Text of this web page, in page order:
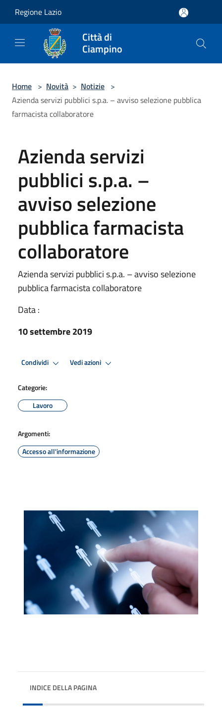
Regione Lazio
Città di
Ciampino
Home > Novità > Notizie >
Azienda servizi pubblici s.p.a. – avviso selezione pubblica
farmacista collaboratore
Azienda servizi
pubblici s.p.a. –
avviso selezione
pubblica farmacista
collaboratore
Azienda servizi pubblici s.p.a. – avviso selezione
pubblica farmacista collaboratore
Data :
10 settembre 2019
Condividi Vedi azioni
Categorie:
Lavoro
Argomenti:
Accesso all'informazione
INDICE DELLA PAGINA